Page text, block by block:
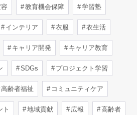
教育機会保障 学習塾
インテリア 衣服 衣生活
キャリア開発 キャリア教育
SDGs プロジェクト学習
齢者福祉 コミュニティケア
ト 地域貢献 広報 高齢者